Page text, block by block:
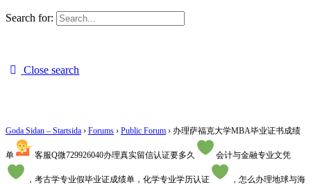
Search for:
Close search
Goda Sidan – Startsida › Forums › Public Forum › 办理萨福克大学MBA毕业证书成绩
单 客服Q微729926040办理真实留信认证要多久 会计与金融专业文凭
，考古学专业假毕业证成绩单，化学专业学历认证 ，怎么办理地球与海